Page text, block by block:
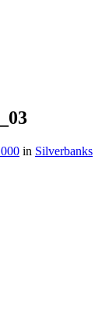
in Silverbanks